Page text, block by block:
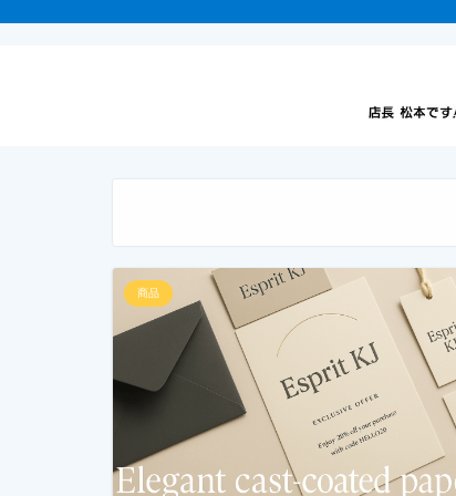
商品